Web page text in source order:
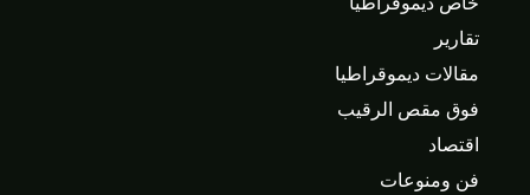
تقارير
مقالات ديموقراطيا
فوق مقص الرقيب
اقتصاد
فن ومنوعات